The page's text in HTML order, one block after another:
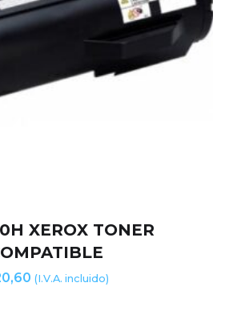
XEROX TONER
(I.V.A. incluido)